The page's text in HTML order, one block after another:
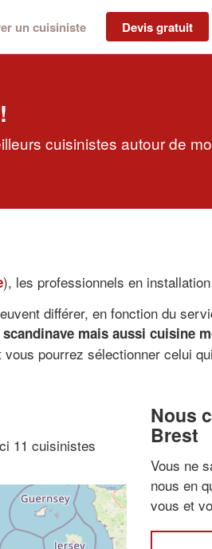
un cuisiniste Devis gratuit
cuisinistes autour de
), les professionnels en
différer, en fonction du
mais aussi cuisine
pourrez sélectionner celui
11 cuisinistes
Nous
Brest
Vous ne
nous en
vous et